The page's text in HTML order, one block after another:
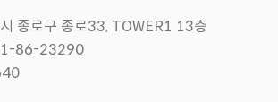
종로구 종로33, TOWER1 13층
86-23290